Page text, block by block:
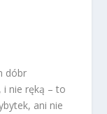
dóbr
i nie ręką – to
ani nie